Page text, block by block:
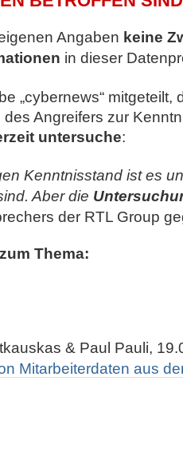
Angaben keine
in dieser
„cybernews“
Angreifers zur
untersuche:
Kenntnisstand ist es
Aber die
der RTL Group
Thema:
& Paul Pauli,
Mitarbeiterdaten aus